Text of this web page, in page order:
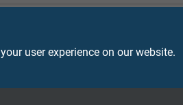
user experience on our website.
met mat oppervlak